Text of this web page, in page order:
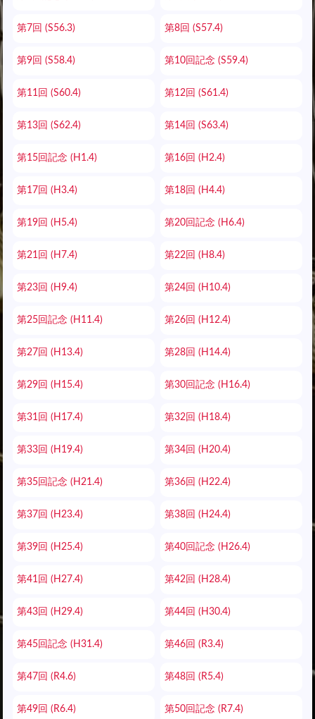
第7回 (S56.3) 第8回 (S57.4)
第9回 (S58.4) 第10回記念 (S59.4)
第11回 (S60.4) 第12回 (S61.4)
第13回 (S62.4) 第14回 (S63.4)
第15回記念 (H1.4) 第16回 (H2.4)
第17回 (H3.4) 第18回 (H4.4)
第19回 (H5.4) 第20回記念 (H6.4)
第21回 (H7.4) 第22回 (H8.4)
第23回 (H9.4) 第24回 (H10.4)
第25回記念 (H11.4) 第26回 (H12.4)
第27回 (H13.4) 第28回 (H14.4)
第29回 (H15.4) 第30回記念 (H16.4)
第31回 (H17.4) 第32回 (H18.4)
第33回 (H19.4) 第34回 (H20.4)
第35回記念 (H21.4) 第36回 (H22.4)
第37回 (H23.4) 第38回 (H24.4)
第39回 (H25.4) 第40回記念 (H26.4)
第41回 (H27.4) 第42回 (H28.4)
第43回 (H29.4) 第44回 (H30.4)
第45回記念 (H31.4) 第46回 (R3.4)
第47回 (R4.6) 第48回 (R5.4)
第49回 (R6.4) 第50回記念 (R7.4)